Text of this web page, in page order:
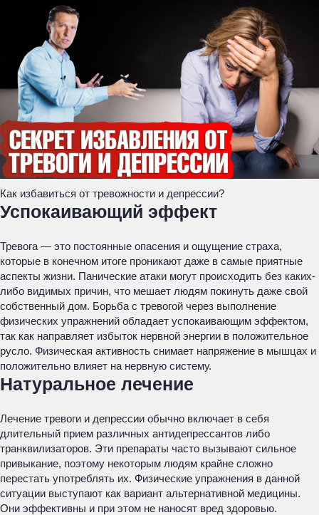
Как избавиться от тревожности и депрессии?
Успокаивающий эффект
Тревога — это постоянные опасения и ощущение страха,
которые в конечном итоге проникают даже в самые приятные
аспекты жизни. Панические атаки могут происходить без каких-
либо видимых причин, что мешает людям покинуть даже свой
собственный дом. Борьба с тревогой через выполнение
физических упражнений обладает успокаивающим эффектом,
так как направляет избыток нервной энергии в положительное
русло. Физическая активность снимает напряжение в мышцах и
положительно влияет на нервную систему.
Натуральное лечение
Лечение тревоги и депрессии обычно включает в себя
длительный прием различных антидепрессантов либо
транквилизаторов. Эти препараты часто вызывают сильное
привыкание, поэтому некоторым людям крайне сложно
перестать употреблять их. Физические упражнения в данной
ситуации выступают как вариант альтернативной медицины.
Они эффективны и при этом не наносят вред здоровью.